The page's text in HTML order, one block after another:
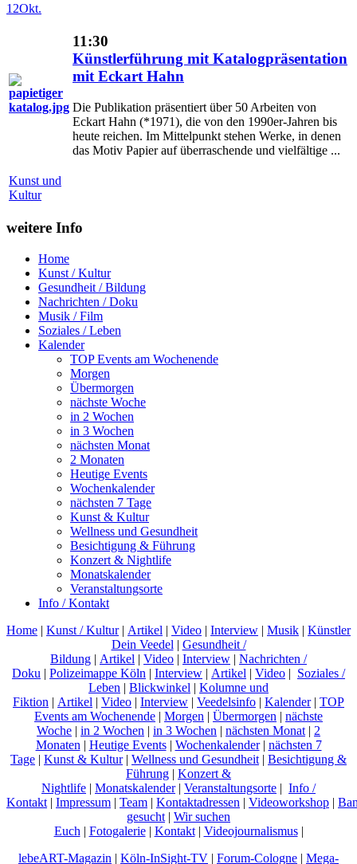
12Okt.
11:30
Künstlerführung mit Katalogpräsentation
mit Eckart Hahn
Die Publikation präsentiert über 50 Arbeiten von
Eckart Hahn (*1971), die von den 1990er-Jahren bis
heute reichen. Im Mittelpunkt stehen Werke, in denen
das Motiv Papier auf überraschende und vielfältige ...
Kunst und
Kultur
weitere Info
Home
Kunst / Kultur
Gesundheit / Bildung
Nachrichten / Doku
Musik / Film
Soziales / Leben
Kalender
TOP Events am Wochenende
Morgen
Übermorgen
nächste Woche
in 2 Wochen
in 3 Wochen
nächsten Monat
2 Monaten
Heutige Events
Wochenkalender
nächsten 7 Tage
Kunst & Kultur
Wellness und Gesundheit
Besichtigung & Führung
Konzert & Nightlife
Monatskalender
Veranstaltungsorte
Info / Kontakt
Home | Kunst / Kultur| Artikel | Video | Interview | Musik | Künstler
Dein Veedel | Gesundheit /
Bildung | Artikel | Video | Interview | Nachrichten /
Doku | Polizeimappe Köln | Interview | Artikel | Video | Soziales /
Leben | Blickwinkel | Kolumne und
Fiktion | Artikel | Video | Interview | Veedelsinfo | Kalender| TOP
Events am Wochenende | Morgen | Übermorgen | nächste
Woche | in 2 Wochen | in 3 Wochen | nächsten Monat | 2
Monaten | Heutige Events| Wochenkalender| nächsten 7
Tage | Kunst & Kultur| Wellness und Gesundheit | Besichtigung &
Führung | Konzert &
Nightlife | Monatskalender| Veranstaltungsorte | Info /
Kontakt | Impressum | Team | Kontaktadressen | Videoworkshop |
gesucht | Wir suchen
Euch | Fotogalerie| Kontakt| Videojournalismus|
lebeART-Magazin | Köln-InSight-TV | Forum-Cologne | Mega-